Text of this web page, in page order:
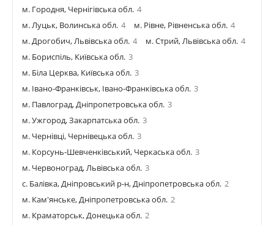
м. Городня, Чернігівська обл. 4
м. Луцьк, Волинська обл. 4 м. Рівне, Рівненська обл. 4
м. Дрогобич, Львівська обл. 4 м. Стрий, Львівська обл. 4
м. Бориспіль, Київська обл. 3
м. Біла Церква, Київська обл. 3
м. Івано-Франківськ, Івано-Франківська обл. 3
м. Павлоград, Дніпропетровська обл. 3
м. Ужгород, Закарпатська обл. 3
м. Чернівці, Чернівецька обл. 3
м. Корсунь-Шевченківський, Черкаська обл. 3
м. Червоноград, Львівська обл. 3
с. Балівка, Дніпровський р-н, Дніпропетровська обл. 2
м. Кам'янське, Дніпропетровська обл. 2
м. Краматорськ, Донецька обл. 2